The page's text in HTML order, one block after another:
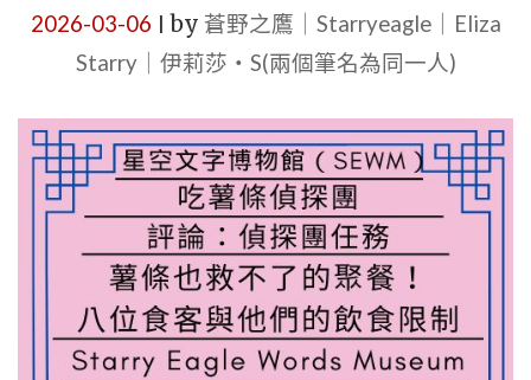
內
褲
雪，
我
們
在
做
免
費
2026-03-06 by 蒼野之鷹｜Starryeagle｜Eliza
Starry｜伊莉莎・S(兩個筆名為同一人)